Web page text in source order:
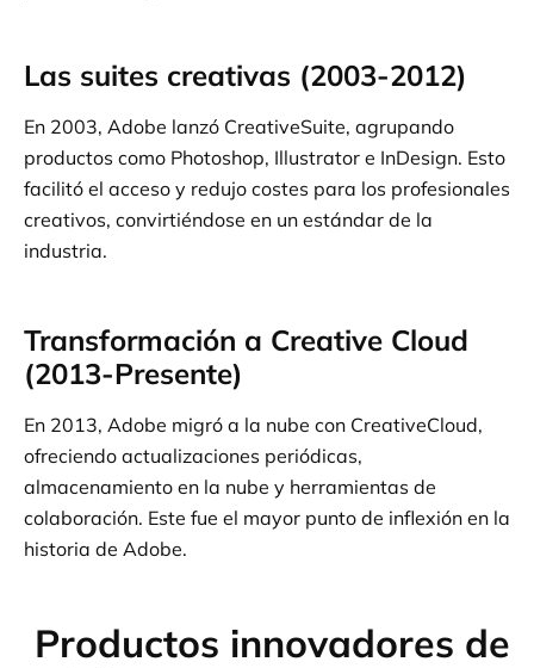
Las suites creativas (2003-2012)
En 2003, Adobe lanzó CreativeSuite, agrupando
productos como Photoshop, Illustrator e InDesign. Esto
facilitó el acceso y redujo costes para los profesionales
creativos, convirtiéndose en un estándar de la
industria.
Transformación a Creative Cloud
(2013-Presente)
En 2013, Adobe migró a la nube con CreativeCloud,
ofreciendo actualizaciones periódicas,
almacenamiento en la nube y herramientas de
colaboración. Este fue el mayor punto de inflexión en la
historia de Adobe.
Productos innovadores de